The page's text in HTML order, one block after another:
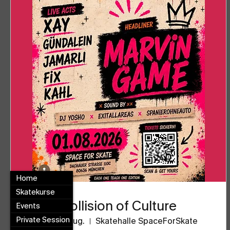
Home
Skatekurse
Events
Private Session
Collision of Culture
Sa., 01. Aug. Skatehalle SpaceForSkate